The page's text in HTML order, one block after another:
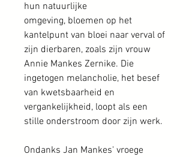
hun natuurlijke
omgeving, bloemen op het
kantelpunt van bloei naar verval of
zijn dierbaren, zoals zijn vrouw
Annie Mankes Zernike. Die
ingetogen melancholie, het besef
van kwetsbaarheid en
vergankelijkheid, loopt als een
stille onderstroom door zijn werk.
Ondanks Jan Mankes' vroege